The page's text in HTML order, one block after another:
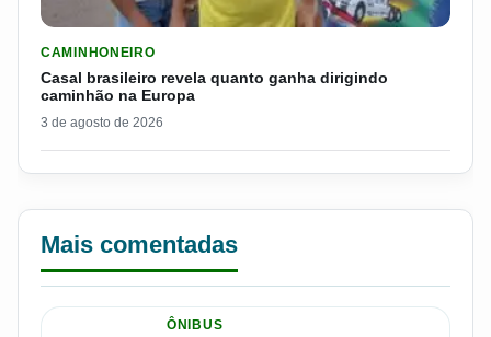
CAMINHONEIRO
Casal brasileiro revela quanto ganha dirigindo
caminhão na Europa
3 de agosto de 2026
Mais comentadas
ÔNIBUS